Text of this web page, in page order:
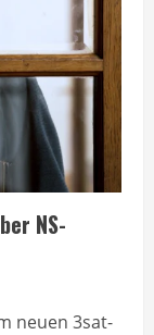
NS-
neuen 3sat-